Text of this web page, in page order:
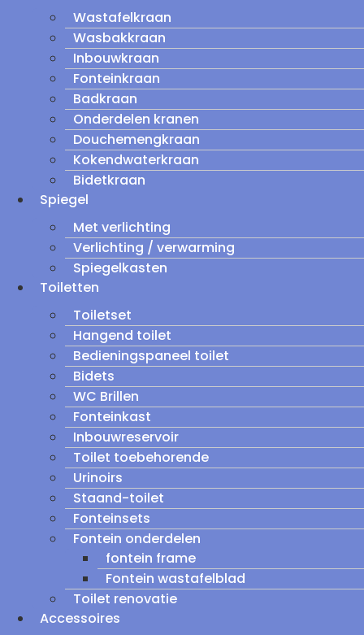
Wastafelkraan
Wasbakkraan
Inbouwkraan
Fonteinkraan
Badkraan
Onderdelen kranen
Douchemengkraan
Kokendwaterkraan
Bidetkraan
Spiegel
Met verlichting
Verlichting / verwarming
Spiegelkasten
Toiletten
Toiletset
Hangend toilet
Bedieningspaneel toilet
Bidets
WC Brillen
Fonteinkast
Inbouwreservoir
Toilet toebehorende
Urinoirs
Staand-toilet
Fonteinsets
Fontein onderdelen
fontein frame
Fontein wastafelblad
Toilet renovatie
Accessoires